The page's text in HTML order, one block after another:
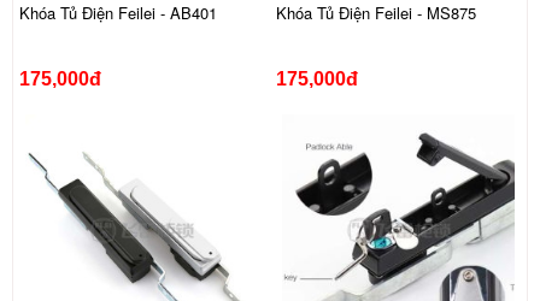
Khóa Tủ Điện Feilei - AB401
175,000đ
Khóa Tủ Điện Feilei - MS875
175,000đ